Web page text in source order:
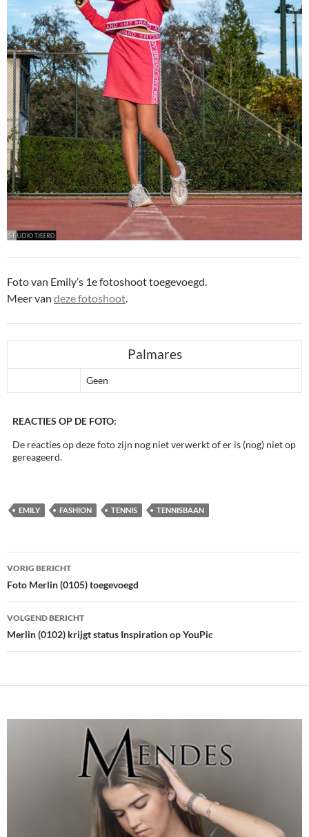
Foto van Emily’s 1e fotoshoot toegevoegd.
Meer van deze fotoshoot.
Palmares
Geen
REACTIES OP DE FOTO:
De reacties op deze foto zijn nog niet verwerkt of er is (nog) niet op
gereageerd.
EMILY FASHION TENNIS TENNISBAAN
Bericht
navigatie
VORIG BERICHT
Foto Merlin (0105) toegevoegd
VOLGEND BERICHT
Merlin (0102) krijgt status Inspiration op YouPic